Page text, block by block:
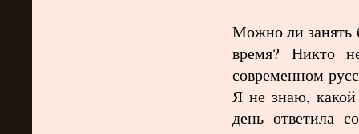
Можно ли занять
время? Никто
современном
Я не знаю, какой
день ответила